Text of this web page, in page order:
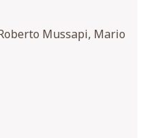
Mussapi, Mario